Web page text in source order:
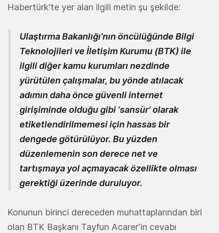
Habertürk'te yer alan ilgili metin şu şekilde:
Ulaştırma Bakanlığı’nın öncülüğünde Bilgi
Teknolojileri ve İletişim Kurumu (BTK) ile
ilgili diğer kamu kurumları nezdinde
yürütülen çalışmalar, bu yönde atılacak
adımın daha önce güvenli internet
girişiminde olduğu gibi ‘sansür’ olarak
etiketlendirilmemesi için hassas bir
dengede götürülüyor. Bu yüzden
düzenlemenin son derece net ve
tartışmaya yol açmayacak özellikte olması
gerektiği üzerinde duruluyor.
Konunun birinci dereceden muhattaplarından biri
olan BTK Başkanı Tayfun Acarer'in cevabı